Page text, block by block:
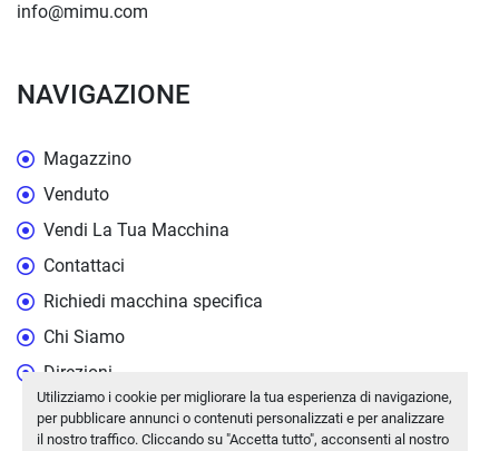
Utilizziamo i cookie per migliorare la tua esperienza di navigazione,
per pubblicare annunci o contenuti personalizzati e per analizzare
il nostro traffico. Cliccando su "Accetta tutto", acconsenti al nostro
info@mimu.com
NAVIGAZIONE
Magazzino
Venduto
Vendi La Tua Macchina
Contattaci
Richiedi macchina specifica
Chi Siamo
Direzioni